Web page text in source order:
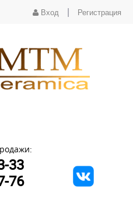
Вход Регистрация
33
76